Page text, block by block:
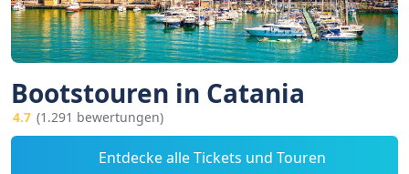
Bootstouren in Catania
4.7 (1.291 bewertungen)
Entdecke alle Tickets und Touren